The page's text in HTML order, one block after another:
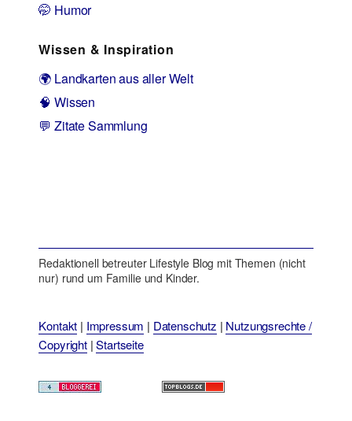
🤭 Humor
Wissen & Inspiration
🌍 Landkarten aus aller Welt
🧠 Wissen
💬 Zitate Sammlung
Redaktionell betreuter Lifestyle Blog mit Themen (nicht
nur) rund um Familie und Kinder.
Kontakt | Impressum | Datenschutz | Nutzungsrechte /
Copyright|Startseite